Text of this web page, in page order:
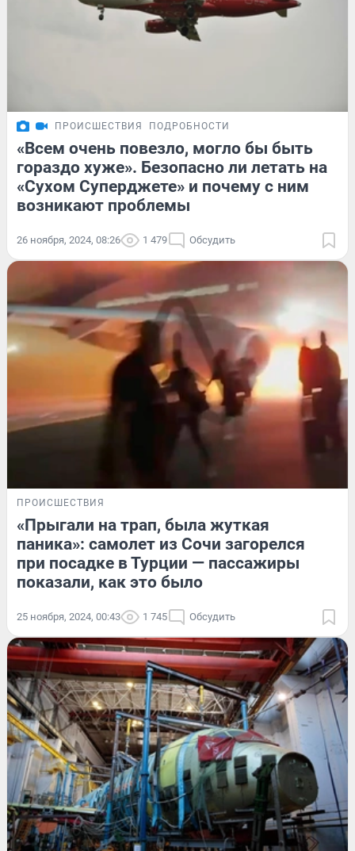
ПРОИСШЕСТВИЯ ПОДРОБНОСТИ
«Всем очень повезло, могло бы быть
гораздо хуже». Безопасно ли летать на
«Сухом Суперджете» и почему с ним
возникают проблемы
26 ноября, 2024, 08:26 1 479 Обсудить
ПРОИСШЕСТВИЯ
«Прыгали на трап, была жуткая
паника»: самолет из Сочи загорелся
при посадке в Турции — пассажиры
показали, как это было
25 ноября, 2024, 00:43 1 745 Обсудить